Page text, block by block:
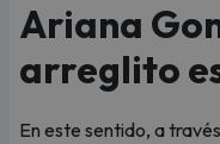
Ariana
arreglito
En este sentido, a